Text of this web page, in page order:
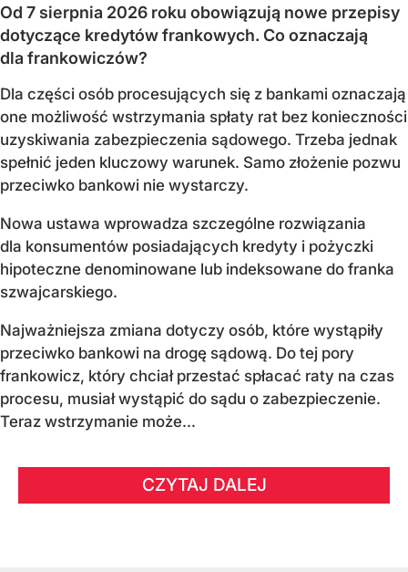
Od 7 sierpnia 2026 roku obowiązują nowe przepisy
dotyczące kredytów frankowych. Co oznaczają
dla frankowiczów?
Dla części osób procesujących się z bankami oznaczają
one możliwość wstrzymania spłaty rat bez konieczności
uzyskiwania zabezpieczenia sądowego. Trzeba jednak
spełnić jeden kluczowy warunek. Samo złożenie pozwu
przeciwko bankowi nie wystarczy.
Nowa ustawa wprowadza szczególne rozwiązania
dla konsumentów posiadających kredyty i pożyczki
hipoteczne denominowane lub indeksowane do franka
szwajcarskiego.
Najważniejsza zmiana dotyczy osób, które wystąpiły
przeciwko bankowi na drogę sądową. Do tej pory
frankowicz, który chciał przestać spłacać raty na czas
procesu, musiał wystąpić do sądu o zabezpieczenie.
Teraz wstrzymanie może...
CZYTAJ DALEJ